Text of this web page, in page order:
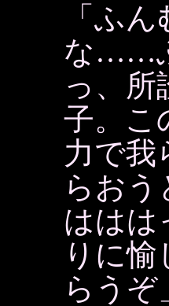
「ふ
な……
っ、所
子。こ
力で我
らおう
ははは
りに
らうぞ